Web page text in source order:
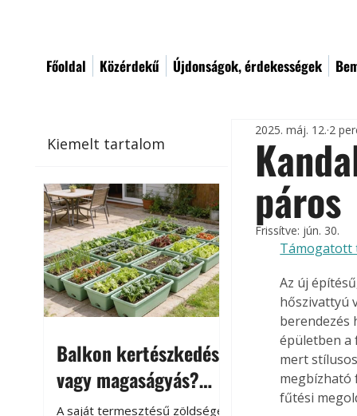
Főoldal Közérdekű Újdonságok, érdekességek
Kiemelt tartalom
Balkon kertészkedés
vagy magaságyás?
Helytakarékos
A saját termesztésű zöldségek
páros
2025. máj. 12. 2
Frissítve: jún. 30.
Támogatott
Az új
hőszivattyú
berendezés
épületben a
mert
megbízható
fűtési